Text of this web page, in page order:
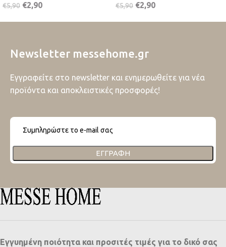
€5,90 €2,90 €5,90 €2,90
Newsletter messehome.gr
Εγγραφείτε στο newsletter και ενημερωθείτε για νέα
προϊόντα και αποκλειστικές προσφορές!
ΕΓΓΡΑΦΉ
Εγγυημένη ποιότητα και προσιτές τιμές για το δικό σας